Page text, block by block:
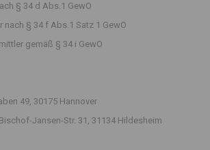
§ 34 d Abs.1 GewO
nach § 34 f Abs.1 Satz 1 GewO
gemäß § 34 i GewO
49, 30175 Hannover
Jansen-Str. 31, 31134 Hildesheim